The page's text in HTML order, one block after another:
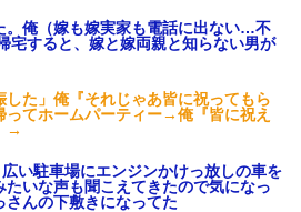
。俺（嫁も嫁実家も電話に出ない…不
宅すると、嫁と嫁両親と知らない男が
した」俺『それじゃあ皆に祝ってもら
ってホームパーティー→俺『皆に祝え
→
い駐車場にエンジンかけっ放しの車を
いな声も聞こえてきたので気になっ
んの下敷きになってた